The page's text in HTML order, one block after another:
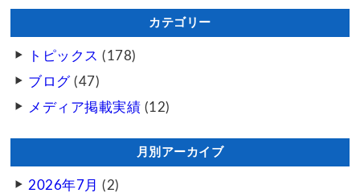
カテゴリー
トピックス (178)
ブログ(47)
メディア掲載実績 (12)
月別アーカイブ
2026年7月 (2)